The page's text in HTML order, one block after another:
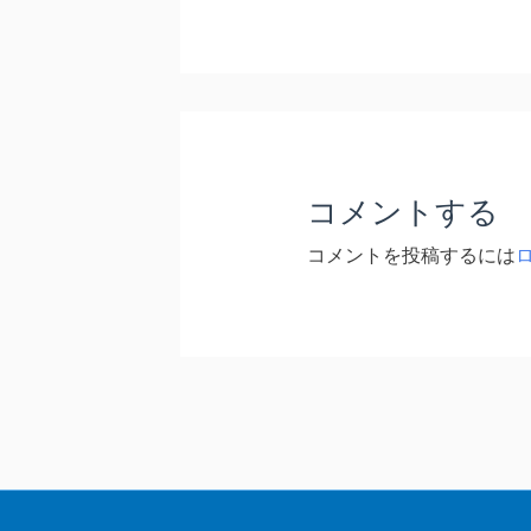
コメントする
コメントを投稿するには